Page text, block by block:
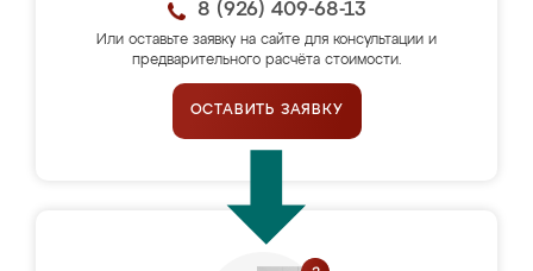
8 (926) 409-68-13
Или оставьте заявку на сайте для консультации и
предварительного расчёта стоимости.
ОСТАВИТЬ ЗАЯВКУ